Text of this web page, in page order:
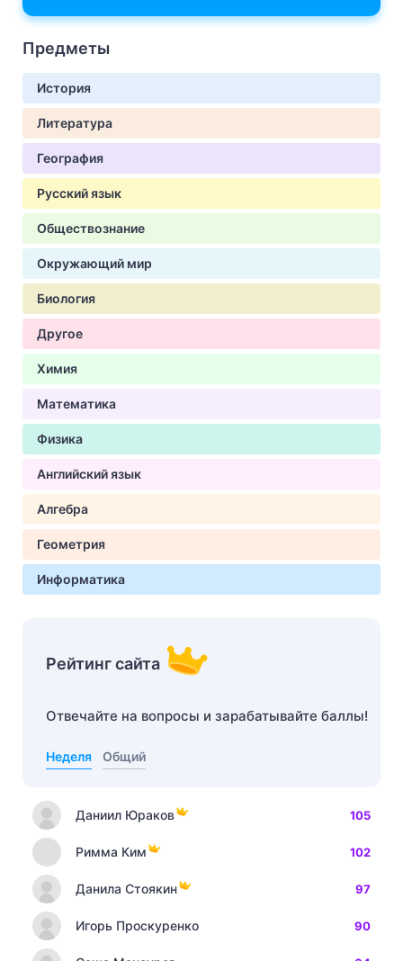
Предметы
История
Литература
География
Русский язык
Обществознание
Окружающий мир
Биология
Другое
Химия
Математика
Физика
Английский язык
Алгебра
Геометрия
Информатика
Рейтинг сайта
Отвечайте на вопросы и зарабатывайте баллы!
Неделя Общий
Даниил Юраков 105
Римма Ким 102
Данила Стоякин 97
Игорь Проскуренко 90